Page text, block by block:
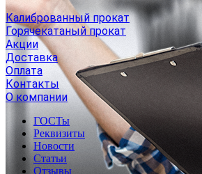
Калиброванный прокат
Горячекатаный прокат
Акции
Доставка
Оплата
Контакты
О компании
ГОСТы
Реквизиты
Новости
Статьи
Отзывы